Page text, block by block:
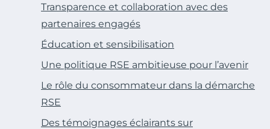
Transparence et collaboration avec des
partenaires engagés
Éducation et sensibilisation
Une politique RSE ambitieuse pour l’avenir
Le rôle du consommateur dans la démarche
RSE
Des témoignages éclairants sur